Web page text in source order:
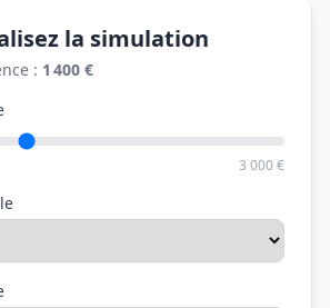
la simulation
: 1 400 €
3 000 €